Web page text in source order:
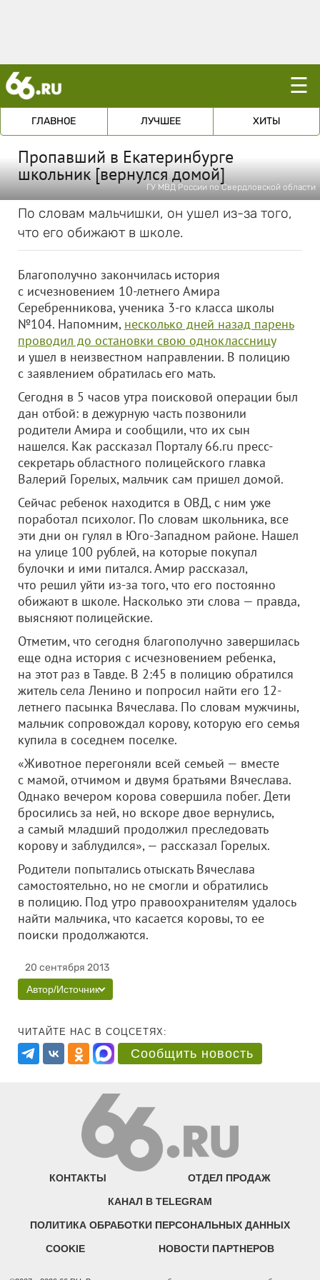
☰
ГЛАВНОЕ ЛУЧШЕЕ ХИТЫ
Пропавший в Екатеринбурге
школьник [вернулся домой]
ГУ МВД России по Свердловской области
По словам мальчишки, он ушел из-за того,
что его обижают в школе.
Благополучно закончилась история
с исчезновением 10-летнего Амира
Серебренникова, ученика 3-го класса школы
№104. Напомним, несколько дней назад парень
проводил до остановки свою одноклассницу
и ушел в неизвестном направлении. В полицию
с заявлением обратилась его мать.
Сегодня в 5 часов утра поисковой операции был
дан отбой: в дежурную часть позвонили
родители Амира и сообщили, что их сын
нашелся. Как рассказал Порталу 66.ru пресс-
секретарь областного полицейского главка
Валерий Горелых, мальчик сам пришел домой.
Сейчас ребенок находится в ОВД, с ним уже
поработал психолог. По словам школьника, все
эти дни он гулял в Юго-Западном районе. Нашел
на улице 100 рублей, на которые покупал
булочки и ими питался. Амир рассказал,
что решил уйти из-за того, что его постоянно
обижают в школе. Насколько эти слова — правда,
выясняют полицейские.
Отметим, что сегодня благополучно завершилась
еще одна история с исчезновением ребенка,
на этот раз в Тавде. В 2:45 в полицию обратился
житель села Ленино и попросил найти его 12-
летнего пасынка Вячеслава. По словам мужчины,
мальчик сопровождал корову, которую его семья
купила в соседнем поселке.
«Животное перегоняли всей семьей — вместе
с мамой, отчимом и двумя братьями Вячеслава.
Однако вечером корова совершила побег. Дети
бросились за ней, но вскоре двое вернулись,
а самый младший продолжил преследовать
корову и заблудился», — рассказал Горелых.
Родители попытались отыскать Вячеслава
самостоятельно, но не смогли и обратились
в полицию. Под утро правоохранителям удалось
найти мальчика, что касается коровы, то ее
поиски продолжаются.
20 сентября 2013
Автор/Источник
ЧИТАЙТЕ НАС В СОЦСЕТЯХ:
Сообщить новость
КОНТАКТЫ ОТДЕЛ ПРОДАЖ
КАНАЛ В TELEGRAM
ПОЛИТИКА ОБРАБОТКИ ПЕРСОНАЛЬНЫХ ДАННЫХ
COOKIE НОВОСТИ ПАРТНЕРОВ